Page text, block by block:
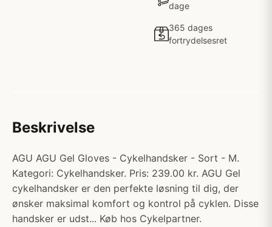
dage
365 dages
fortrydelsesret
Beskrivelse
AGU AGU Gel Gloves - Cykelhandsker - Sort - M.
Kategori: Cykelhandsker. Pris: 239.00 kr. AGU Gel
cykelhandsker er den perfekte løsning til dig, der
ønsker maksimal komfort og kontrol på cyklen. Disse
handsker er udst... Køb hos Cykelpartner.